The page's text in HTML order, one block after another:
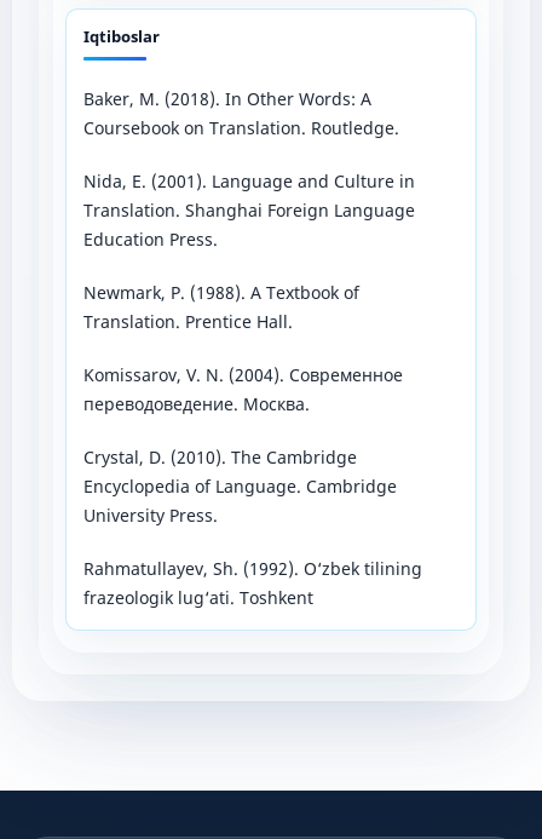
Iqtiboslar
Baker, M. (2018). In Other Words: A
Coursebook on Translation. Routledge.
Nida, E. (2001). Language and Culture in
Translation. Shanghai Foreign Language
Education Press.
Newmark, P. (1988). A Textbook of
Translation. Prentice Hall.
Komissarov, V. N. (2004). Современное
переводоведение. Москва.
Crystal, D. (2010). The Cambridge
Encyclopedia of Language. Cambridge
University Press.
Rahmatullayev, Sh. (1992). O‘zbek tilining
frazeologik lug‘ati. Toshkent